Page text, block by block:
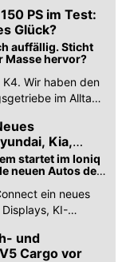
PS im Test:
Glück?
auffällig. Sticht
Masse hervor?
Wir haben den
im Alltag
Kia,
startet im Ioniq
neuen Autos der
ein neues
KI-
und
Cargo vor